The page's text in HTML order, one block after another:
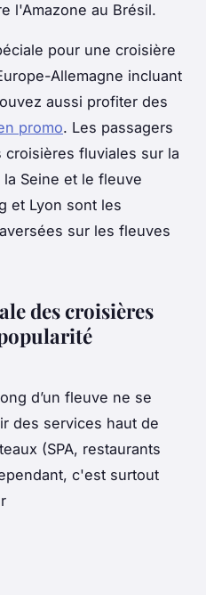
l'Amazone au Brésil.
pour une croisière
Allemagne incluant
aussi profiter des
promo. Les passagers
fluviales sur la
Seine et le fleuve
et Lyon sont les
sur les fleuves
des croisières
d’un fleuve ne se
des services haut de
(SPA, restaurants
c'est surtout